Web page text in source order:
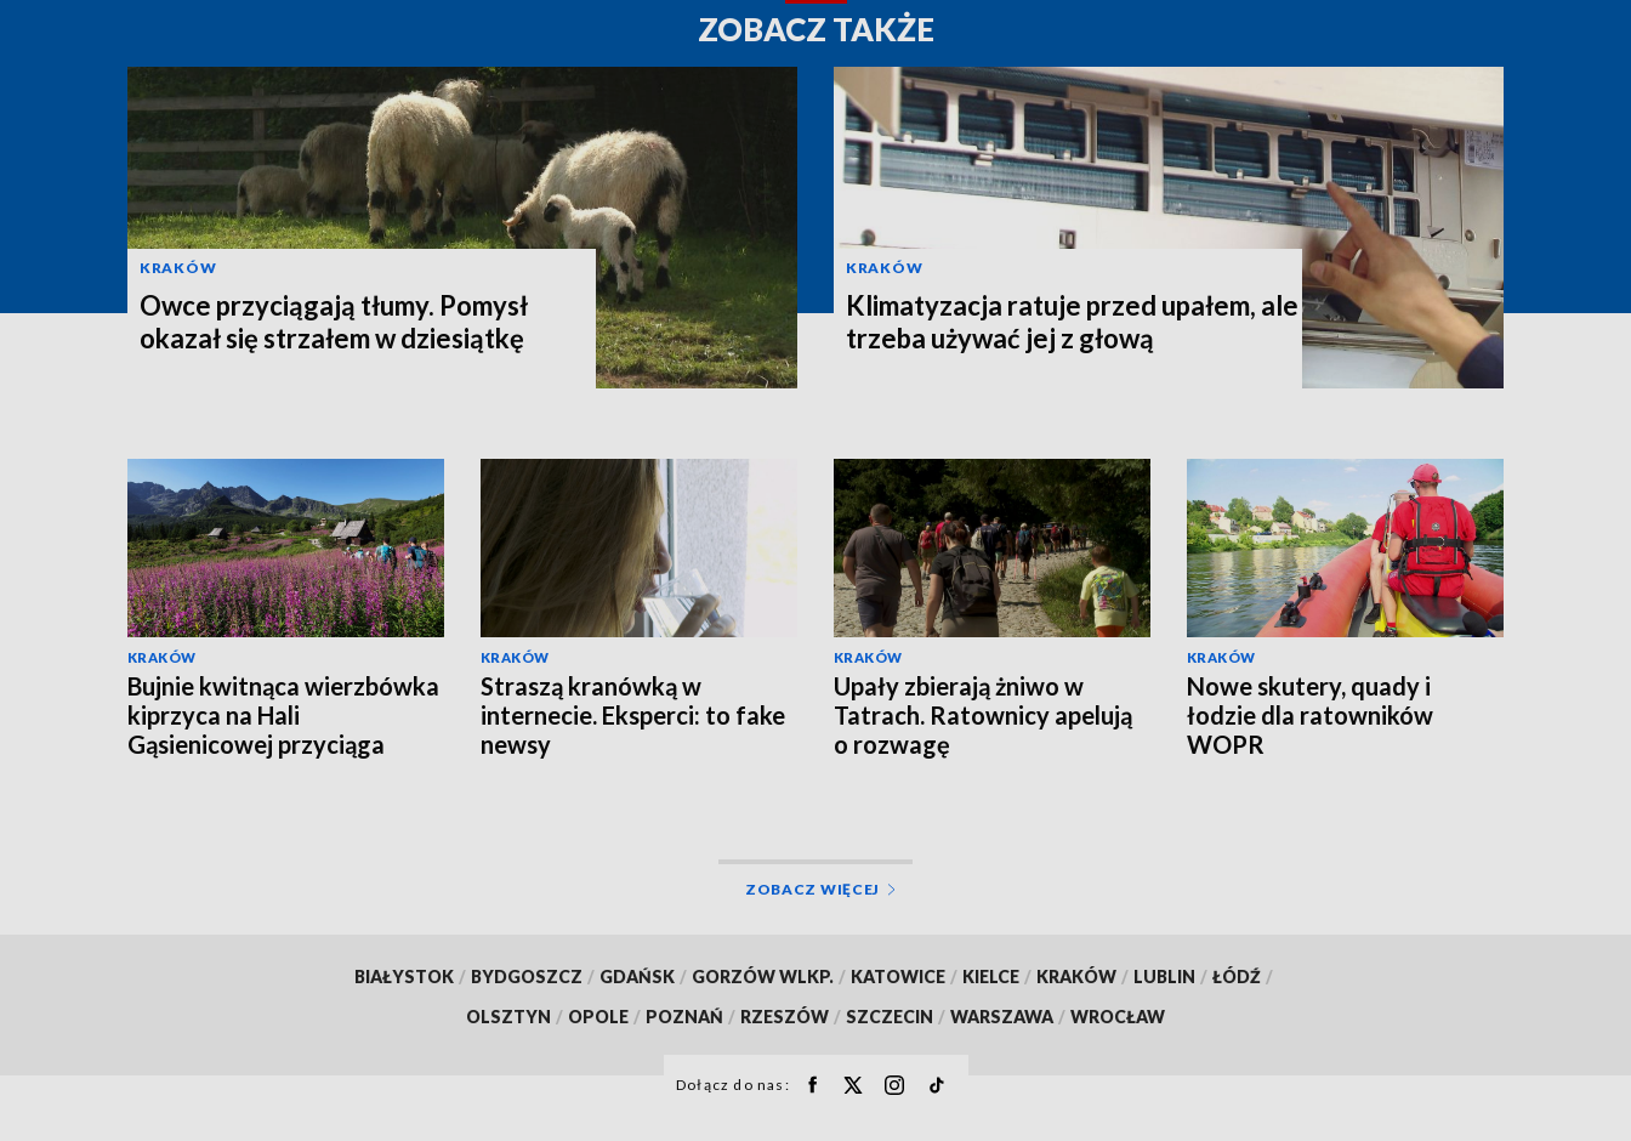
ZOBACZ TAKŻE
KRAKÓW
Owce przyciągają tłumy. Pomysł
okazał się strzałem w dziesiątkę
KRAKÓW
Klimatyzacja ratuje przed upałem, ale
trzeba używać jej z głową
KRAKÓW
Bujnie kwitnąca wierzbówka
kiprzyca na Hali
Gąsienicowej przyciąga
KRAKÓW
Straszą kranówką w
internecie. Eksperci: to fake
newsy
KRAKÓW
Upały zbierają żniwo w
Tatrach. Ratownicy apelują
o rozwagę
KRAKÓW
Nowe skutery, quady i
łodzie dla ratowników
WOPR
ZOBACZ WIĘCEJ
BIAŁYSTOK / BYDGOSZCZ / GDAŃSK / GORZÓW WLKP. / KATOWICE / KIELCE / KRAKÓW / LUBLIN / ŁÓDŹ /
OLSZTYN / OPOLE / POZNAŃ / RZESZÓW / SZCZECIN / WARSZAWA / WROCŁAW
Dołącz do nas: